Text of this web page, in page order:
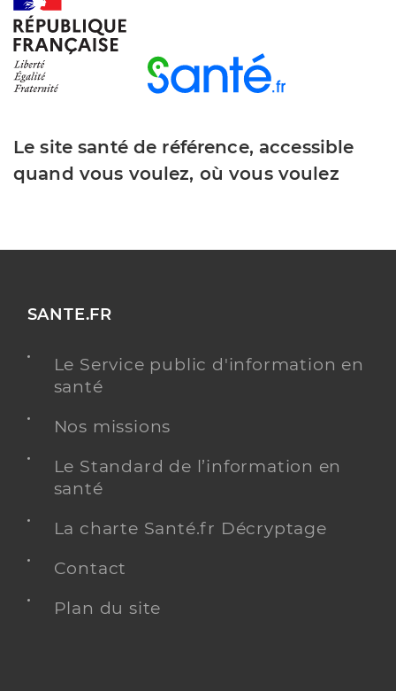
Dr Hooyberghs Pieter
Ophtalmologue
Professionel de santé
Ophtalmologie
Y ALLER
Adresse
700 Avenue de Narvik, 01300 Belley
Ophtalmologue
Professionel de santé
Ophtalmologie
Adresse
214 Route de Parves, 01300 Belley
Le site santé de référence, accessible
quand vous voulez, où vous voulez
SANTE.FR
Le Service public d'information en
santé
Nos missions
Le Standard de l’information en
santé
La charte Santé.fr Décryptage
Contact
Plan du site